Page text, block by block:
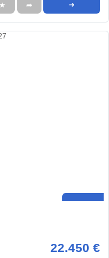
★ ➦ ➜
22.450 €